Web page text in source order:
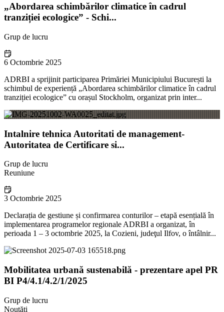
„Abordarea schimbărilor climatice în cadrul
tranziției ecologice” - Schi...
Grup de lucru
6 Octombrie 2025
ADRBI a sprijinit participarea Primăriei Municipiului București la
schimbul de experiență „Abordarea schimbărilor climatice în cadrul
tranziției ecologice” cu orașul Stockholm, organizat prin inter...
Intalnire tehnica Autoritati de management-
Autoritatea de Certificare si...
Grup de lucru
Reuniune
3 Octombrie 2025
Declarația de gestiune și confirmarea conturilor – etapă esențială în
implementarea programelor regionale ADRBI a organizat, în
perioada 1 – 3 octombrie 2025, la Cozieni, judeţul Ilfov, o întâlnir...
Mobilitatea urbană sustenabilă - prezentare apel PR
BI P4/4.1/4.2/1/2025
Grup de lucru
Noutăți